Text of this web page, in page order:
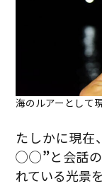
海のルアーとして
たしかに現在
◯◯”と会話
れている光景